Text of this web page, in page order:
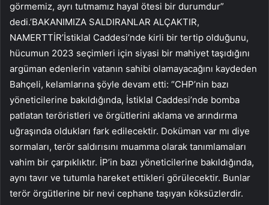
görmemiz, ayrı tutmamız hayal ötesi bir durumdur”
dedi.’BAKANIMIZA SALDIRANLAR ALÇAKTIR,
NAMERTTİR’İstiklal Caddesi’nde kirli bir tertip olduğunu,
hücumun 2023 seçimleri için siyasi bir mahiyet taşıdığını
argüman edenlerin vatanın sahibi olamayacağını kaydeden
Bahçeli, kelamlarına şöyle devam etti: “CHP’nin bazı
yöneticilerine bakıldığında, İstiklal Caddesi’nde bomba
patlatan teröristleri ve örgütlerini aklama ve arındırma
uğraşında oldukları fark edilecektir. Doküman var mı diye
sormaları, terör saldırısını muamma olarak tanımlamaları
vahim bir çarpıklıktır. İP’in bazı yöneticilerine bakıldığında,
aynı tavır ve tutumla hareket ettikleri görülecektir. Bunlar
terör örgütlerine bir nevi cephane taşıyan köksüzlerdir.